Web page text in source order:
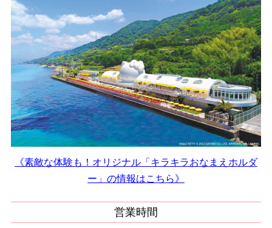
《素敵な体験も！オリジナル「キラキラおなまえホルダ
ー」の情報はこちら》
営業時間